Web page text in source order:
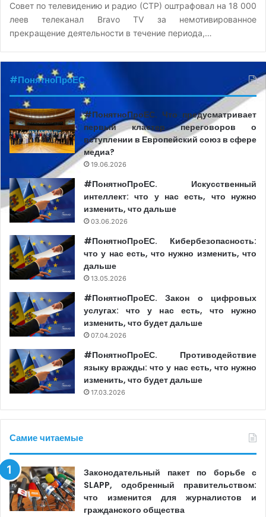
Совет по телевидению и радио (СТР) оштрафовал на 18 000
леев телеканал Bravo TV за немотивированное
прекращение деятельности в течение периода,…
#ПонятноПроЕС
#ПонятноПроЕС. Что предусматривает
первый кластер переговоров о
вступлении в Европейский союз в сфере
медиа?
19.06.2026
#ПонятноПроЕС. Искусственный
интеллект: что у нас есть, что нужно
изменить, что дальше
03.06.2026
#ПонятноПроЕС. Кибербезопасность:
что у нас есть, что нужно изменить, что
дальше
13.05.2026
#ПонятноПроЕС. Закон о цифровых
услугах: что у нас есть, что нужно
изменить, что будет дальше
07.04.2026
#ПонятноПроЕС. Противодействие
языку вражды: что у нас есть, что нужно
изменить, что будет дальше
17.03.2026
Самие читаемые
Законодательный пакет по борьбе с
SLAPP, одобренный правительством:
что изменится для журналистов и
гражданского общества